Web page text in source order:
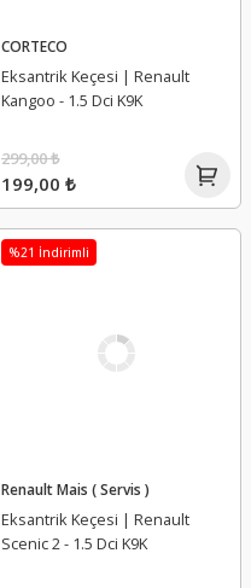
CORTECO
Eksantrik Keçesi | Renault
Kangoo - 1.5 Dci K9K
199,00 ₺
299,00 ₺
%21 İndirimli
Renault Mais ( Servis )
Eksantrik Keçesi | Renault
Scenic 2 - 1.5 Dci K9K